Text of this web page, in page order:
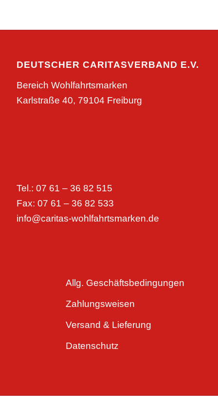
DEUTSCHER CARITASVERBAND E.V.
Bereich Wohlfahrtsmarken
Karlstraße 40, 79104 Freiburg
Tel.: 07 61 – 36 82 515
Fax: 07 61 – 36 82 533
info@caritas-wohlfahrtsmarken.de
Allg. Geschäftsbedingungen
Zahlungsweisen
Versand & Lieferung
Datenschutz